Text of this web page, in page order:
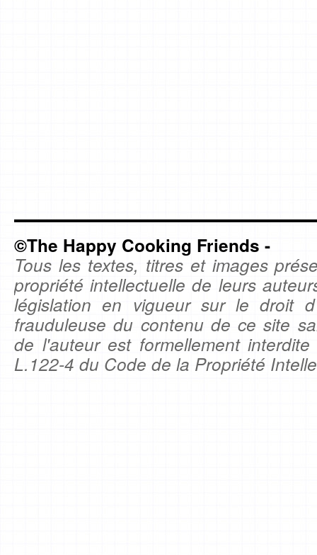
©The Happy Cooking Friends -
Tous les textes, titres et images
propriété intellectuelle de leurs
législation en vigueur sur le droit
frauduleuse du contenu de ce site
de l'auteur est formellement
L.122-4 du Code de la Propriété